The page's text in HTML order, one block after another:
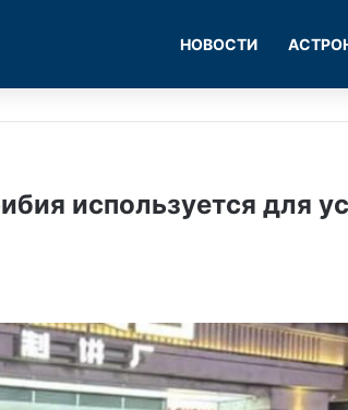
НОВОСТИ
используется для